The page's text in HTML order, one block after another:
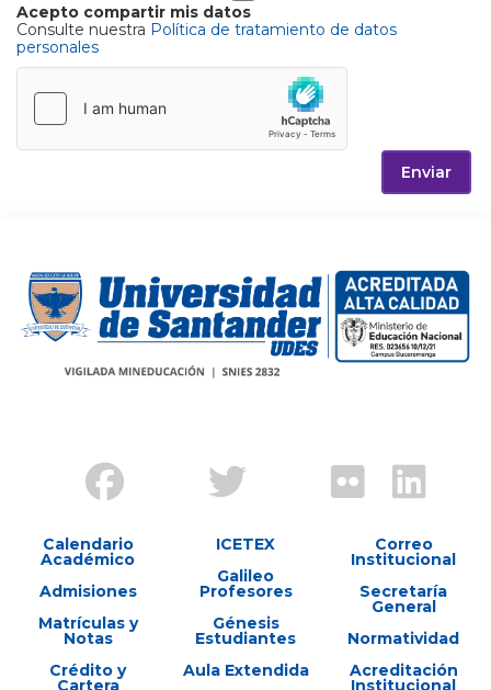
Acepto compartir mis datos
Consulte nuestra Política de tratamiento de datos
personales
Enviar
Calendario
Académico
Admisiones
Matrículas y
Notas
Crédito y
Cartera
ICETEX
Galileo
Profesores
Génesis
Estudiantes
Aula Extendida
Correo
Institucional
Secretaría
General
Normatividad
Acreditación
Institucional